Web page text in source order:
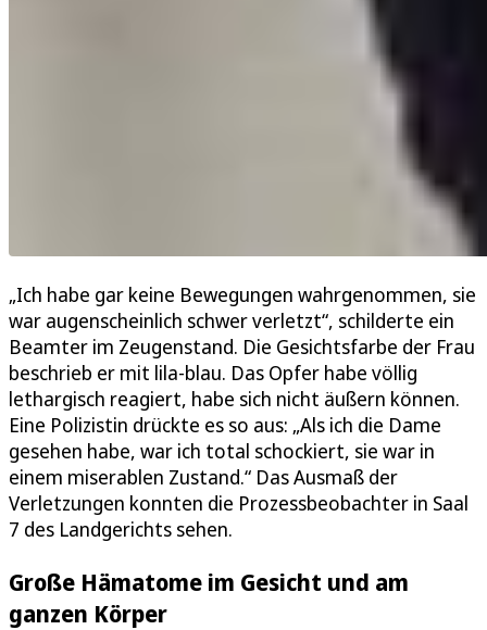
„Ich habe gar keine Bewegungen wahrgenommen, sie
war augenscheinlich schwer verletzt“, schilderte ein
Beamter im Zeugenstand. Die Gesichtsfarbe der Frau
beschrieb er mit lila-blau. Das Opfer habe völlig
lethargisch reagiert, habe sich nicht äußern können.
Eine Polizistin drückte es so aus: „Als ich die Dame
gesehen habe, war ich total schockiert, sie war in
einem miserablen Zustand.“ Das Ausmaß der
Verletzungen konnten die Prozessbeobachter in Saal
7 des Landgerichts sehen.
Große Hämatome im Gesicht und am
ganzen Körper